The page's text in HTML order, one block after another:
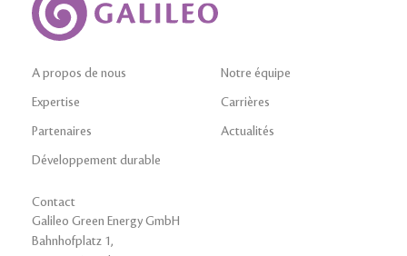
A propos de nous
Expertise
Partenaires
Développement durable
Notre équipe
Carrières
Actualités
Contact
Galileo Green Energy GmbH
Bahnhofplatz 1,